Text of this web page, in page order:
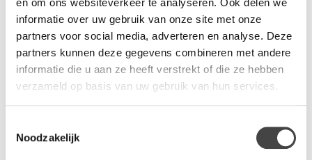
informatie over uw gebruik van onze site met onze
partners voor social media, adverteren en analyse. Deze
partners kunnen deze gegevens combineren met andere
informatie die u aan ze heeft verstrekt of die ze hebben
verzameld op basis van uw gebruik van hun services.
Noodzakelijk
Al ruim 80 jaar specialist in kantoormeubelen
Montage op aanvraag
Vraag een offerte aanvoor meerdere aantallen